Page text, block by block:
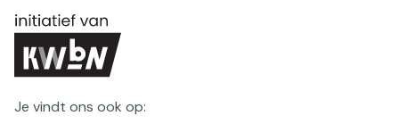
Je vindt ons ook op: